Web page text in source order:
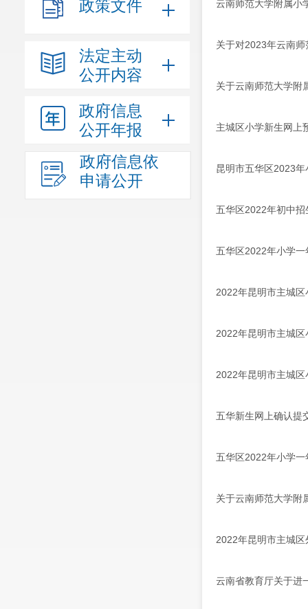
政策文件
法定主动
公开内容
政府信息
公开年报
政府信息依
申请公开
云南师范大学附属小
关于对2023年云南
关于云南师范大学附
主城区小学新生网上
昆明市五华区2023
五华区2022年初中招
五华区2022年小学
2022年昆明市主城
2022年昆明市主城
2022年昆明市主城
五华新生网上确认提
五华区2022年小学
关于云南师范大学附
2022年昆明市主城
云南省教育厅关于进